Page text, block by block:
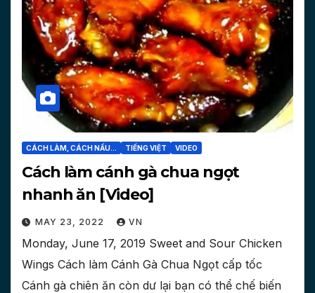
CÁCH LÀM, CÁCH NẤU... TIẾNG VIỆT VIDEO
Cách làm cánh gà chua ngọt
nhanh ăn [Video]
MAY 23, 2022 VN
Monday, June 17, 2019 Sweet and Sour Chicken
Wings Cách làm Cánh Gà Chua Ngọt cấp tốc
Cánh gà chiên ăn còn dư lại bạn có thể chế biến